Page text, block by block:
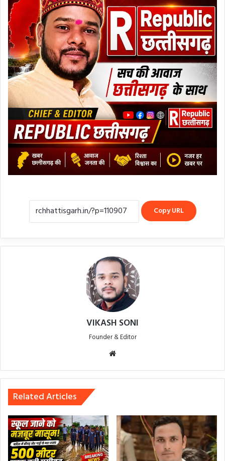
Copy URL
VIKASH SONI
Founder & Editor
Related Articles